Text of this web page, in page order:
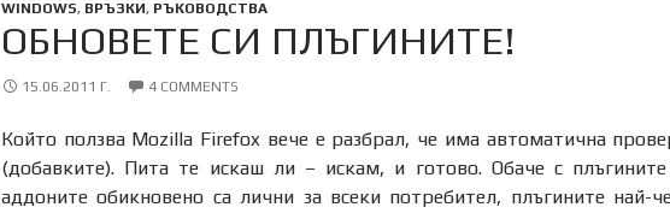
WINDOWS, ВРЪЗКИ, РЪКОВОДСТВА
ОБНОВЕТЕ СИ ПЛЪГИНИТЕ!
15.06.2011 Г. 4 COMMENTS
Който ползва Mozilla Firefox вече е разбрал, че има автоматична
(добавките). Пита те искаш ли – искам, и готово. Обаче с
аддоните обикновено са лични за всеки потребител, плъгините най-